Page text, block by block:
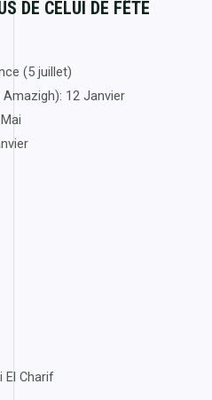
DE CELUI DE FÊTE
(5 juillet)
12 Janvier
El Charif